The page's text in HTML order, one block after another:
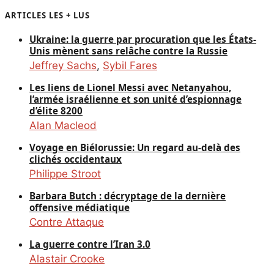
ARTICLES LES + LUS
Ukraine: la guerre par procuration que les États-
Unis mènent sans relâche contre la Russie
Jeffrey Sachs, Sybil Fares
Les liens de Lionel Messi avec Netanyahou,
l’armée israélienne et son unité d’espionnage
d’élite 8200
Alan Macleod
Voyage en Biélorussie: Un regard au-delà des
clichés occidentaux
Philippe Stroot
Barbara Butch : décryptage de la dernière
offensive médiatique
Contre Attaque
La guerre contre l’Iran 3.0
Alastair Crooke